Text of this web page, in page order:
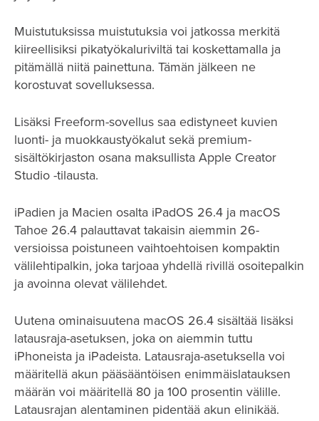
Muistutuksissa muistutuksia voi jatkossa merkitä
kiireellisiksi pikatyökaluriviltä tai koskettamalla ja
pitämällä niitä painettuna. Tämän jälkeen ne
korostuvat sovelluksessa.
Lisäksi Freeform-sovellus saa edistyneet kuvien
luonti- ja muokkaustyökalut sekä premium-
sisältökirjaston osana maksullista Apple Creator
Studio -tilausta.
iPadien ja Macien osalta iPadOS 26.4 ja macOS
Tahoe 26.4 palauttavat takaisin aiemmin 26-
versioissa poistuneen vaihtoehtoisen kompaktin
välilehtipalkin, joka tarjoaa yhdellä rivillä osoitepalkin
ja avoinna olevat välilehdet.
Uutena ominaisuutena macOS 26.4 sisältää lisäksi
latausraja-asetuksen, joka on aiemmin tuttu
iPhoneista ja iPadeista. Latausraja-asetuksella voi
määritellä akun pääsääntöisen enimmäislatauksen
määrän voi määritellä 80 ja 100 prosentin välille.
Latausrajan alentaminen pidentää akun elinikää.